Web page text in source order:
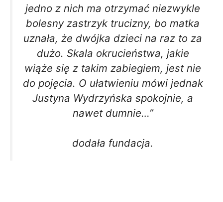
jedno z nich ma otrzymać niezwykle
bolesny zastrzyk trucizny, bo matka
uznała, że dwójka dzieci na raz to za
dużo. Skala okrucieństwa, jakie
wiąże się z takim zabiegiem, jest nie
do pojęcia. O ułatwieniu mówi jednak
Justyna Wydrzyńska spokojnie, a
nawet dumnie…”
dodała fundacja.